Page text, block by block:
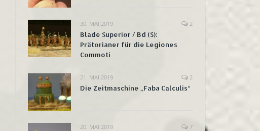
30. MAI 2019 2
Blade Superior / Bd (S):
Prätorianer für die Legiones
Commoti
21. MAI 2019 2
Die Zeitmaschine „Faba Calculis“
20. MAI 2019 7